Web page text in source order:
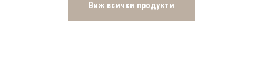
Виж всички продукти